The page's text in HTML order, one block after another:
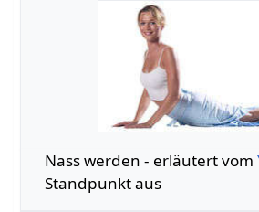
Nass werden‏‎ - erläutert vom
Standpunkt aus